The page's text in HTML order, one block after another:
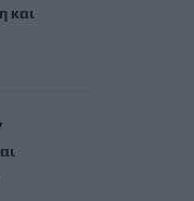
και